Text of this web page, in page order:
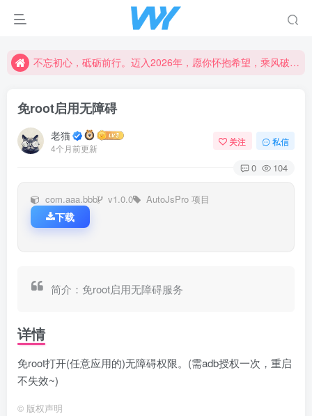
不忘初心，砥砺前行。迈入2026年，愿你怀抱希望，乘风破浪，书写属于自己的精彩篇章。新的一年，愿幸福与成功常伴左右，创造更加辉煌的未来！
不忘初心，砥砺前行。迈入2026年，愿你怀抱希望，乘风破浪，书写属于自己的精彩篇章。新的一年，愿幸福与成功常伴左右，创造更加辉煌的未来！
免root启用无障碍
老猫
4个月前更新
关注 私信
0 104
com.aaa.bbb v1.0.0 AutoJsPro 项目
下载
简介：免root启用无障碍服务
详情
免root打开(任意应用的)无障碍权限。(需adb授权一次，重启
不失效~)
© 版权声明